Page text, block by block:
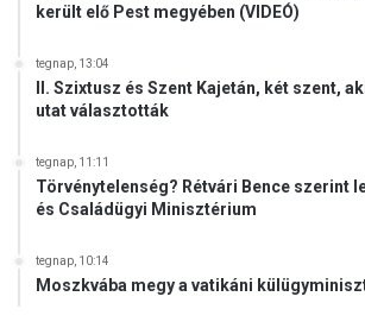
került elő Pest megyében (VIDEÓ)
tegnap, 13:04
II. Szixtusz és Szent Kajetán, két szent,
utat választották
tegnap, 11:11
Törvénytelenség? Rétvári Bence szerint
és Családügyi Minisztérium
tegnap, 10:14
Moszkvába megy a vatikáni